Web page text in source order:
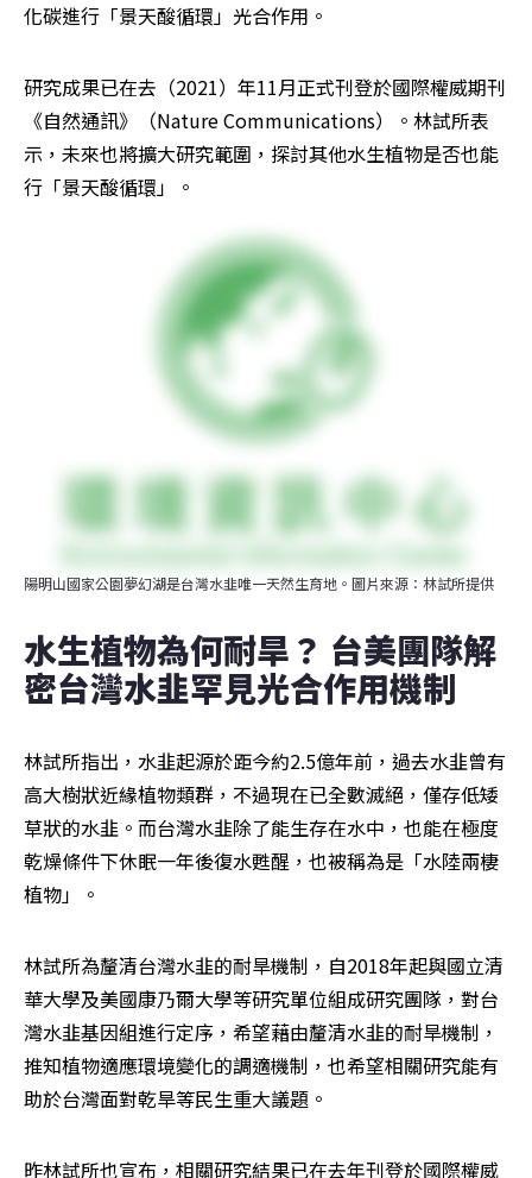
化碳進行「景天酸循環」光合作用。
研究成果已在去（2021）年11月正式刊登於國際權威期刊
《自然通訊》（Nature Communications）。林試所表
示，未來也將擴大研究範圍，探討其他水生植物是否也能
行「景天酸循環」。
陽明山國家公園夢幻湖是台灣水韭唯一天然生育地。圖片來源：林試所提供
水生植物為何耐旱？ 台美團隊解
密台灣水韭罕見光合作用機制
林試所指出，水韭起源於距今約2.5億年前，過去水韭曾有
高大樹狀近緣植物類群，不過現在已全數滅絕，僅存低矮
草狀的水韭。而台灣水韭除了能生存在水中，也能在極度
乾燥條件下休眠一年後復水甦醒，也被稱為是「水陸兩棲
植物」。
林試所為釐清台灣水韭的耐旱機制，自2018年起與國立清
華大學及美國康乃爾大學等研究單位組成研究團隊，對台
灣水韭基因組進行定序，希望藉由釐清水韭的耐旱機制，
推知植物適應環境變化的調適機制，也希望相關研究能有
助於台灣面對乾旱等民生重大議題。
昨林試所也宣布，相關研究結果已在去年刊登於國際權威